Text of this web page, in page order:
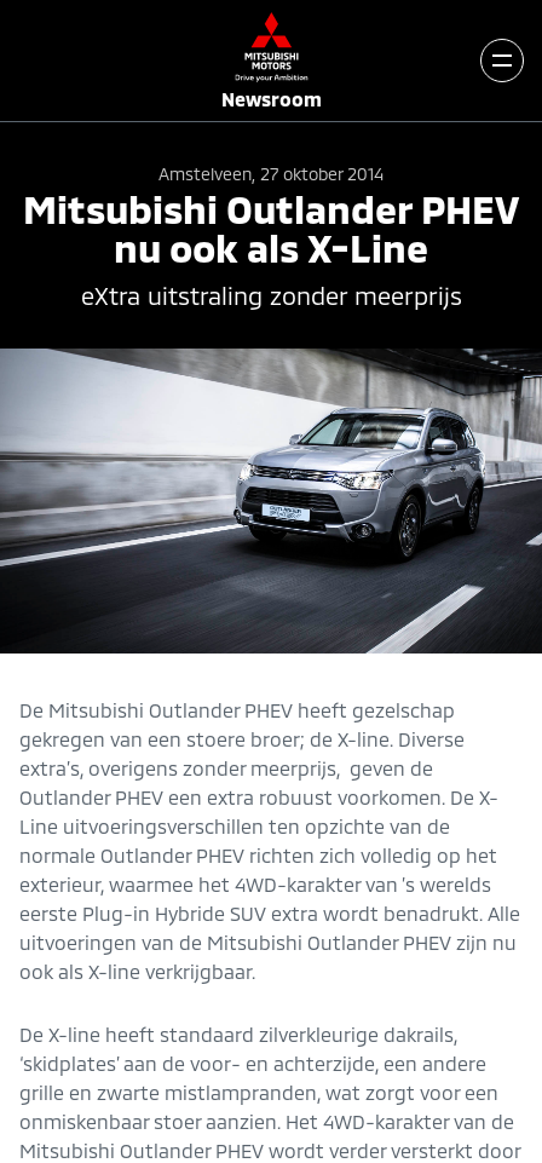
Newsroom
Amstelveen, 27 oktober 2014
Mitsubishi Outlander PHEV
nu ook als X-Line
eXtra uitstraling zonder meerprijs
De Mitsubishi Outlander PHEV heeft gezelschap
gekregen van een stoere broer; de X-line. Diverse
extra’s, overigens zonder meerprijs, geven de
Outlander PHEV een extra robuust voorkomen. De X-
Line uitvoeringsverschillen ten opzichte van de
normale Outlander PHEV richten zich volledig op het
exterieur, waarmee het 4WD-karakter van ’s werelds
eerste Plug-in Hybride SUV extra wordt benadrukt. Alle
uitvoeringen van de Mitsubishi Outlander PHEV zijn nu
ook als X-line verkrijgbaar.
De X-line heeft standaard zilverkleurige dakrails,
‘skidplates’ aan de voor- en achterzijde, een andere
grille en zwarte mistlampranden, wat zorgt voor een
onmiskenbaar stoer aanzien. Het 4WD-karakter van de
Mitsubishi Outlander PHEV wordt verder versterkt door